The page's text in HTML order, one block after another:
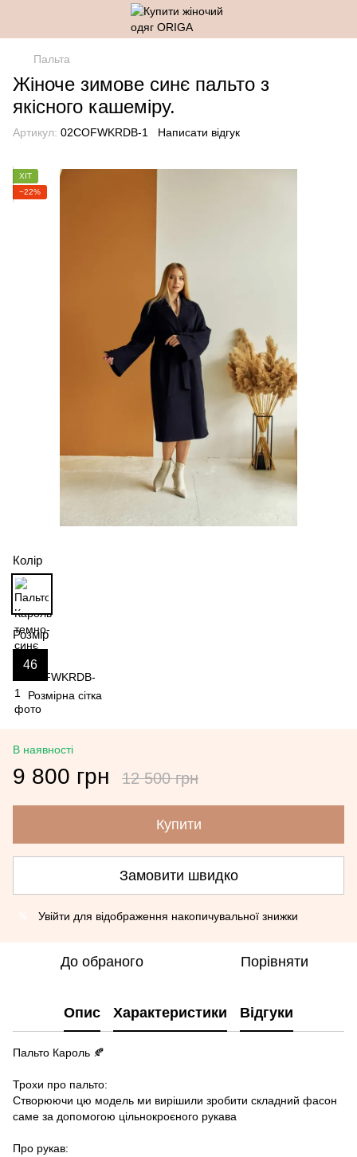
Пальта
Жіноче зимове синє пальто з
якісного кашеміру.
Артикул: 02COFWKRDB-1 Написати відгук
ХІТ
−22%
Колір
Розмір
46
Розмірна сітка
В наявності
9 800 грн 12 500 грн
Купити
Замовити швидко
Увійти для відображення накопичувальної знижки
До обраного Порівняти
Опис Характеристики Відгуки
Пальто Кароль 🍂
Трохи про пальто:
Створюючи цю модель ми вирішили зробити складний фасон
саме за допомогою цільнокроєного рукава
Про рукав: